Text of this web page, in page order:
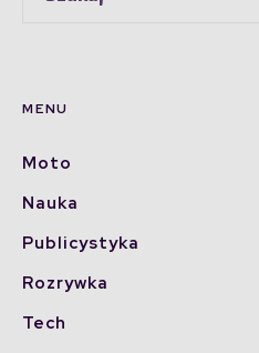
MENU
Moto
Nauka
Publicystyka
Rozrywka
Tech